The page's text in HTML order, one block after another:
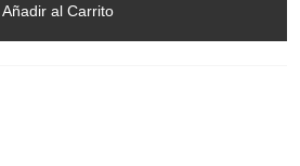
Añadir al Carrito